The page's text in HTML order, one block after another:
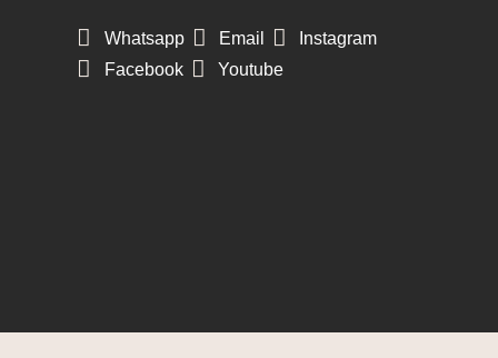
Whatsapp Email
Instagram
Facebook
Youtube